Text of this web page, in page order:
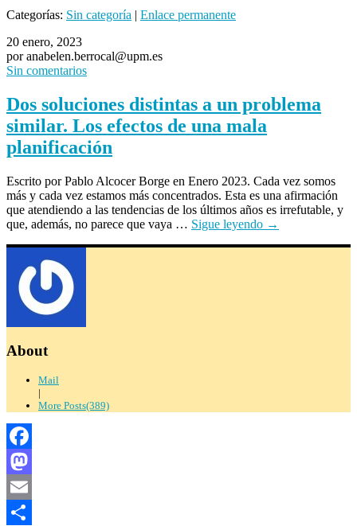
Compartir
Categorías: Sin categoría | Enlace permanente
20 enero, 2023
por anabelen.berrocal@upm.es
Sin comentarios
Dos soluciones distintas a un problema
similar. Los efectos de una mala
planificación
Escrito por Pablo Alcocer Borge en Enero 2023. Cada vez somos
más y cada vez estamos más concentrados. Esta es una afirmación
que atendiendo a las tendencias de los últimos años es irrefutable, y
que, además, no parece que vaya … Sigue leyendo →
About
Mail
|
More Posts(389)
Facebook
Mastodon
Email